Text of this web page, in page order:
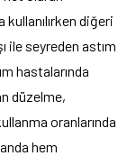
kullanılırken diğeri
ile seyreden astım
hastalarında
düzelme,
oranlarında
hem